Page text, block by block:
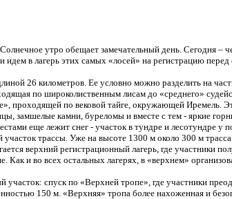
утро обещает замечательный день. Сегодня –
в лагерь этих самых «лосей» на регистрацию перед
26 километров. Ее условно можно разделить на
по широколиственным лисам до «среднего»
проходящей по вековой тайге, окружающей Иремель.
замшелые камни, буреломы и вместе с тем - яркие
еще лежит снег - участок в тундре и лесотундре у
трассы. Уже на высоте 1300 м около 300 м
верхний регистрационный лагерь, где участники
и во всех остальных лагерях, в «верхнем»
участок: спуск по «Верхней тропе», где участники
150 м. «Верхняя» тропа более нахоженная и